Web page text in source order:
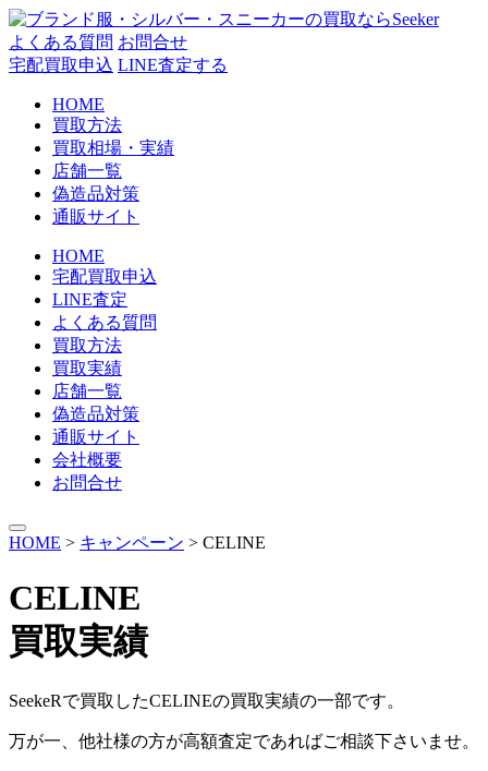
コ
ン
テ
よくある質問 お問合せ
宅配買取申込 LINE査定する
HOME
買取方法
買取相場・実績
店舗一覧
偽造品対策
通販サイト
HOME
宅配買取申込
LINE査定
よくある質問
買取方法
買取実績
店舗一覧
偽造品対策
通販サイト
会社概要
お問合せ
HOME > キャンペーン > CELINE
CELINE
買取実績
SeekeRで買取したCELINEの買取実績の一部です。
万が一、他社様の方が高額査定であればご相談下さいませ。